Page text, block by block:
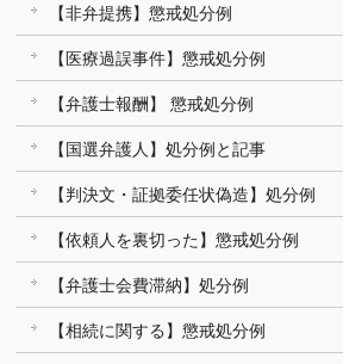
【非弁提携】懲戒処分例
【医療過誤事件】懲戒処分例
【弁護士報酬】 懲戒処分例
【国選弁護人】処分例と記事
【判決文・証拠委任状偽造】処分例
【依頼人を裏切った】懲戒処分例
【弁護士会費滞納】処分例
【相続に関する】懲戒処分例